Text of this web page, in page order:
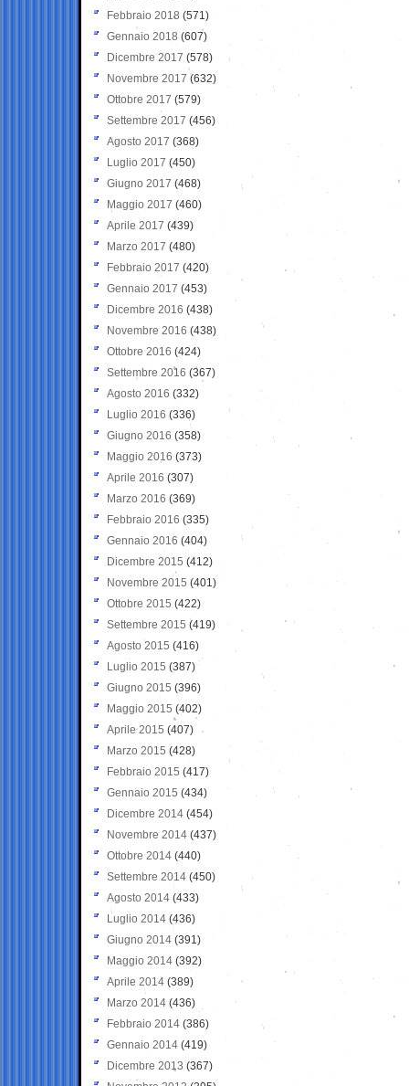
Febbraio 2018 (571)
Gennaio 2018 (607)
Dicembre 2017 (578)
Novembre 2017 (632)
Ottobre 2017 (579)
Settembre 2017 (456)
Agosto 2017 (368)
Luglio 2017 (450)
Giugno 2017 (468)
Maggio 2017 (460)
Aprile 2017 (439)
Marzo 2017 (480)
Febbraio 2017 (420)
Gennaio 2017 (453)
Dicembre 2016 (438)
Novembre 2016 (438)
Ottobre 2016 (424)
Settembre 2016 (367)
Agosto 2016 (332)
Luglio 2016 (336)
Giugno 2016 (358)
Maggio 2016 (373)
Aprile 2016 (307)
Marzo 2016 (369)
Febbraio 2016 (335)
Gennaio 2016 (404)
Dicembre 2015 (412)
Novembre 2015 (401)
Ottobre 2015 (422)
Settembre 2015 (419)
Agosto 2015 (416)
Luglio 2015 (387)
Giugno 2015 (396)
Maggio 2015 (402)
Aprile 2015 (407)
Marzo 2015 (428)
Febbraio 2015 (417)
Gennaio 2015 (434)
Dicembre 2014 (454)
Novembre 2014 (437)
Ottobre 2014 (440)
Settembre 2014 (450)
Agosto 2014 (433)
Luglio 2014 (436)
Giugno 2014 (391)
Maggio 2014 (392)
Aprile 2014 (389)
Marzo 2014 (436)
Febbraio 2014 (386)
Gennaio 2014 (419)
Dicembre 2013 (367)